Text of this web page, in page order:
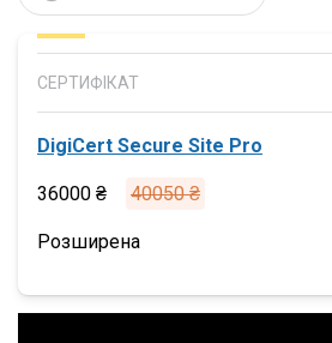
СЕРТИФІКАТ
DigiCert Secure Site Pro
36000 ₴ 40050 ₴
Розширена